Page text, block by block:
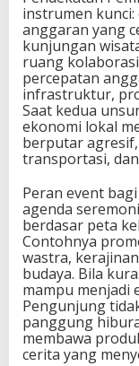
instrumen
anggaran yang
kunjungan
ruang
percepatan
infrastruktur,
Saat kedua
ekonomi lokal
berputar
transportasi,
Peran event
agenda
berdasar peta
Contohnya
wastra,
budaya. Bila
mampu menjadi
Pengunjung
panggung
membawa
cerita yang